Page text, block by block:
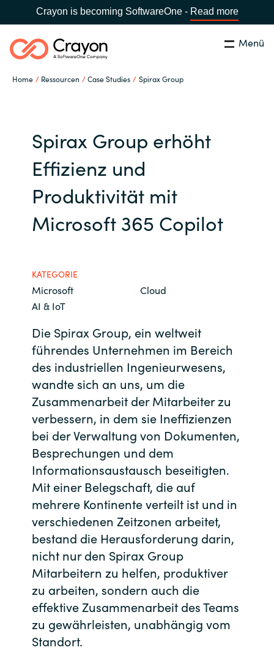
Crayon is becoming SoftwareOne - Read more
Menü
Home Ressourcen Case Studies Spirax Group
Global site
Africa
Australia
Bulgaria
Denmark
Estonia
Finland
France
Germany
Hungary
Iceland
India
Indonesia
Kingdom of Saudi Arabia
Suchen Schließen
Software Partner
Ressourcen
IT Campus - Customer Trainings
Kontakt
Karriere
Channel Partner
Spirax Group erhöht
Effizienz und
Produktivität mit
Microsoft 365 Copilot
KATEGORIE
Microsoft
Cloud
AI & IoT
Die Spirax Group, ein weltweit
führendes Unternehmen im Bereich
des industriellen Ingenieurwesens,
wandte sich an uns, um die
Zusammenarbeit der Mitarbeiter zu
verbessern, in dem sie Ineffizienzen
bei der Verwaltung von Dokumenten,
Besprechungen und dem
Informationsaustausch beseitigten.
Mit einer Belegschaft, die auf
mehrere Kontinente verteilt ist und in
verschiedenen Zeitzonen arbeitet,
bestand die Herausforderung darin,
nicht nur den Spirax Group
Mitarbeitern zu helfen, produktiver
zu arbeiten, sondern auch die
effektive Zusammenarbeit des Teams
zu gewährleisten, unabhängig vom
Standort.